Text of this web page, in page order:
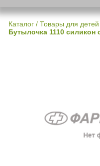
Каталог / Товары для детей
Бутылочка 1110 силикон